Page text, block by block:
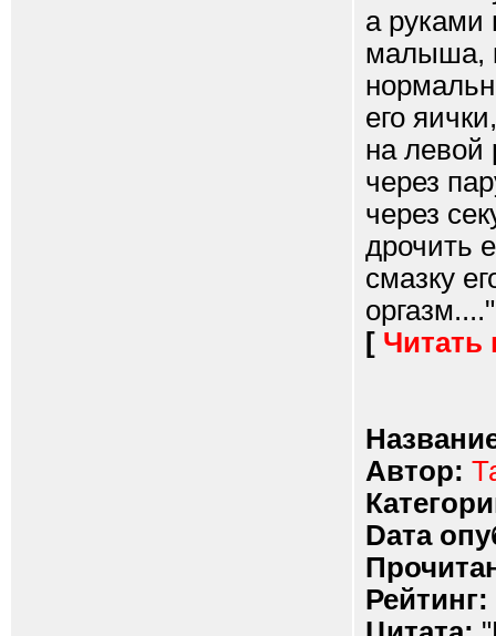
а руками
малыша,
его
на левой
через
через
дрочить
смазку
оргазм...."
[ Читать
Автор:
Dата
Рейтинг: